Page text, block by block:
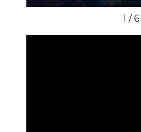
2 / 6